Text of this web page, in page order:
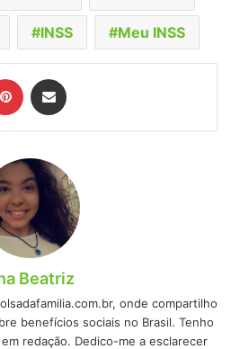
INSS Meu INSS
Pinterest
Beatriz
onde compartilho
benefícios sociais no Brasil. Tenho
redação. Dedico-me a esclarecer